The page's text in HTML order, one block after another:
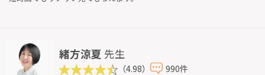
緒方涼夏 先生
（4.98） 990件